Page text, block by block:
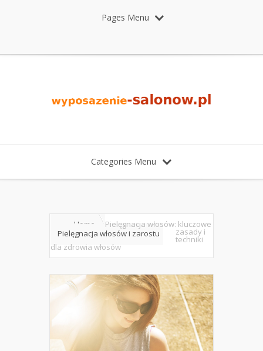
Pages Menu
Categories Menu
Home
Pielęgnacja włosów i zarostu
Pielęgnacja włosów: kluczowe
zasady i
techniki
dla zdrowia włosów